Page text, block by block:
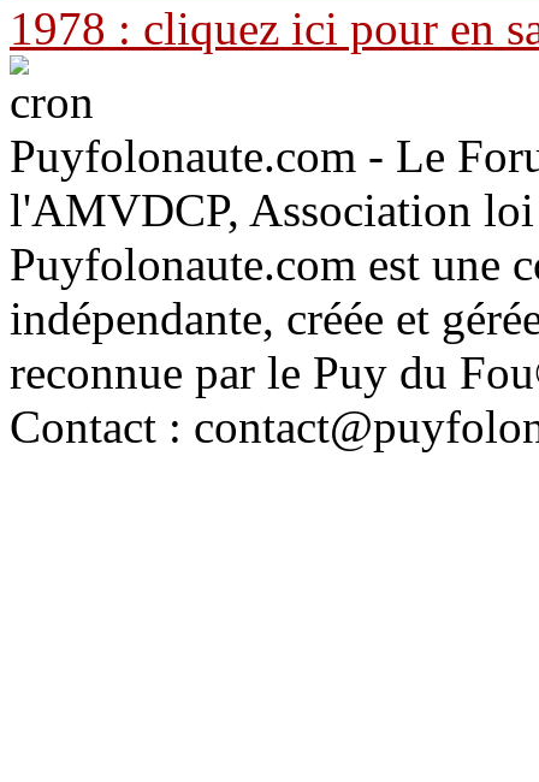
1978 : cliquez ici pour en
Puyfolonaute.com - Le
l'AMVDCP, Association
Puyfolonaute.com est une
indépendante, créée et
reconnue par le Puy du
Contact :